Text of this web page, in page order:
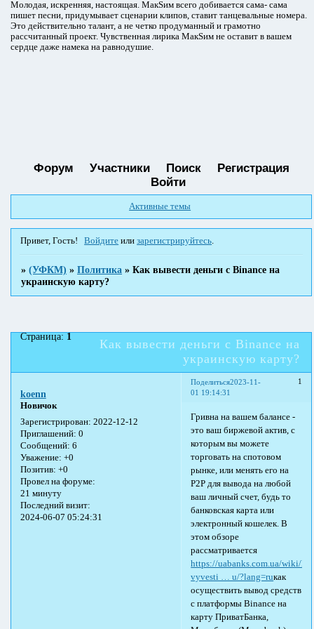
Молодая, искренняя, настоящая. МакSим всего добивается сама- сама
пишет песни, придумывает сценарии клипов, ставит танцевальные номера.
Это действительно талант, а не четко продуманный и грамотно
рассчитанный проект. Чувственная лирика МакSим не оставит в вашем
сердце даже намека на равнодушие.
Форум Участники Поиск
Регистрация
Войти
Активные темы
Привет, Гость! Войдите илизарегистрируйтесь
»(УФКМ) »Политика »Как вывести деньги с Binance на
украинскую карту?
Как вывести деньги с Binance на
украинскую карту?
Страница:1
Поделиться 1
2023-11-
01 19:14:31
koenn
Новичок
Зарегистрирован: 2022-12-12
Приглашений: 0
Сообщений: 6
Уважение: +0
Позитив: +0
Провел на форуме:
21 минуту
Последний визит:
2024-06-07 05:24:31
Гривна на вашем балансе -
это ваш биржевой актив, с
которым вы можете
торговать на спотовом
рынке, или менять его на
P2P для вывода на любой
ваш личный счет, будь то
банковская карта или
электронный кошелек. В
этом обзоре
рассматривается
https://uabanks.com.ua/wiki/
vyvesti … u/?lang=ruкак
осуществить вывод средств
с платформы Binance на
карту ПриватБанка,